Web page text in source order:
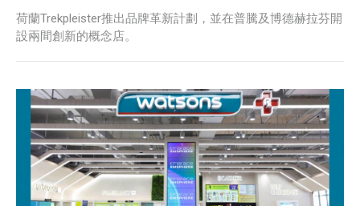
荷蘭Trekpleister推出品牌革新計劃，並在普騰及博德赫拉芬開
設兩間創新的概念店。